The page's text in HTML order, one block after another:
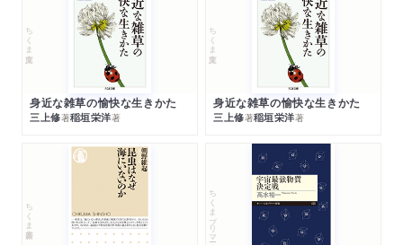
ちくま文庫
身近な雑草の愉快な生きかた
三上修著稲垣栄洋著
ちくま文庫
身近な雑草の愉快な生きかた
三上修著稲垣栄洋著
ちくま新書 ちくまプリマー新書